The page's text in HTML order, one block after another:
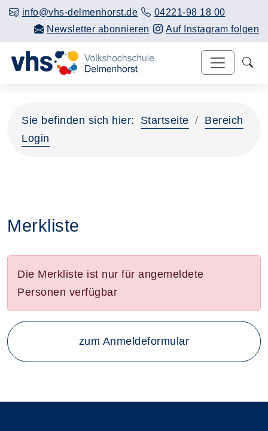
info@vhs-delmenhorst.de
04221-98 18 00
Newsletter abonnieren
Auf Instagram folgen
Sie befinden sich hier: Startseite
Bereich
Login
Merkliste
Die Merkliste ist nur für angemeldete
Personen verfügbar
zum Anmeldeformular